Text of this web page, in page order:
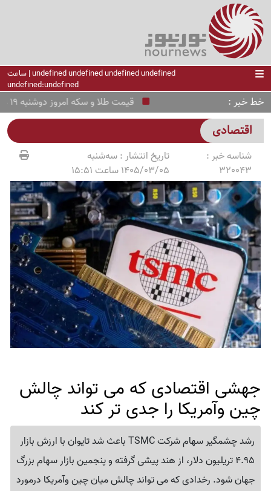
undefined undefined undefined undefined | ساعت
undefined:undefined
خط خبر قیمت طلا و سکه امروز دوشنبه 19 مرداد 1405 /امامی ارزان شد، ربع‌سکه بالا رفت + جدول
اقتصادی
شناسه خبر :
320043
تاریخ انتشار :سه‌شنبه
1405/03/05 ساعت 15:51
جهشی اقتصادی که می تواند چالش
چین وآمریکا را جدی تر کند
رشد چشمگیر سهام شرکت TSMC باعث شد تایوان با ارزش بازار
4.95 تریلیون دلار، از هند پیشی گرفته و پنجمین بازار سهام بزرگ
جهان شود. رخدادی که می تواند چالش میان چین وآمریکا درمورد